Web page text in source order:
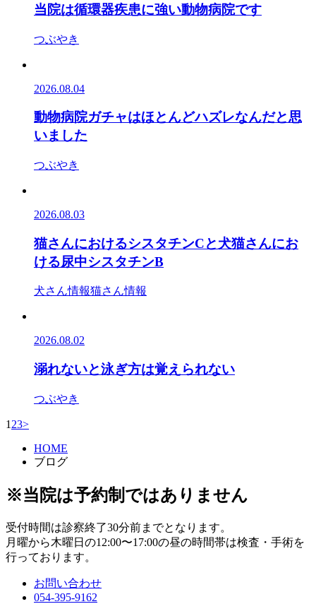
当院は循環器疾患に強い動物病院です
つぶやき
2026.08.04
動物病院ガチャはほとんどハズレなんだと思
いました
つぶやき
2026.08.03
猫さんにおけるシスタチンCと犬猫さんにお
ける尿中シスタチンB
犬さん情報猫さん情報
2026.08.02
溺れないと泳ぎ方は覚えられない
つぶやき
1 23>
HOME
ブログ
※当院は予約制ではありません
受付時間は診察終了30分前までとなります。
月曜から木曜日の12:00〜17:00の昼の時間帯は検査・手術を
行っております。
お問い合わせ
054-395-9162